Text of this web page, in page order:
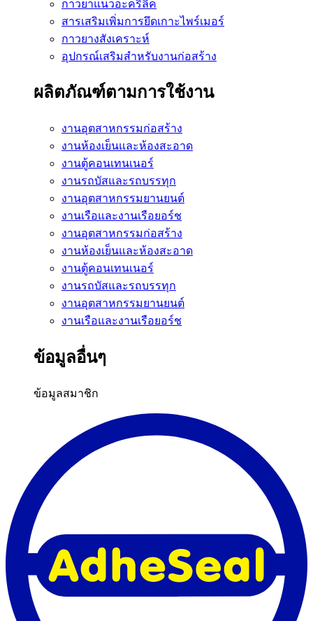
กาวยาแนวอะคริลิค
สารเสริมเพิ่มการยึดเกาะไพร์เมอร์
กาวยางสังเคราะห์
อุปกรณ์เสริมสำหรับงานก่อสร้าง
ผลิตภัณฑ์ตามการใช้งาน
งานอุตสาหกรรมก่อสร้าง
งานห้องเย็นและห้องสะอาด
งานตู้คอนเทนเนอร์
งานรถบัสและรถบรรทุก
งานอุตสาหกรรมยานยนต์
งานเรือและงานเรือยอร์ช
งานอุตสาหกรรมก่อสร้าง
งานห้องเย็นและห้องสะอาด
งานตู้คอนเทนเนอร์
งานรถบัสและรถบรรทุก
งานอุตสาหกรรมยานยนต์
งานเรือและงานเรือยอร์ช
ข้อมูลอื่นๆ
ข้อมูลสมาชิก